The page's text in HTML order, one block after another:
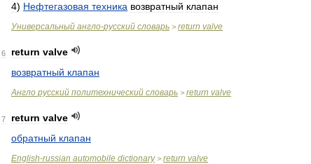
4) Нефтегазовая техника возвратный клапан
Универсальный англо-русский словарь > return valve
6 return valve
возвратный клапан
Англо русский политехнический словарь > return valve
7 return valve
обратный клапан
English-russian automobile dictionary> return valve